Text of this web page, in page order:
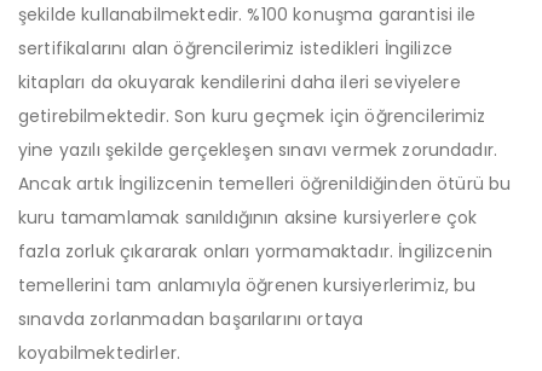
şekilde kullanabilmektedir. %100 konuşma garantisi ile
sertifikalarını alan öğrencilerimiz istedikleri İngilizce
kitapları da okuyarak kendilerini daha ileri seviyelere
getirebilmektedir. Son kuru geçmek için öğrencilerimiz
yine yazılı şekilde gerçekleşen sınavı vermek zorundadır.
Ancak artık İngilizcenin temelleri öğrenildiğinden ötürü bu
kuru tamamlamak sanıldığının aksine kursiyerlere çok
fazla zorluk çıkararak onları yormamaktadır. İngilizcenin
temellerini tam anlamıyla öğrenen kursiyerlerimiz, bu
sınavda zorlanmadan başarılarını ortaya
koyabilmektedirler.